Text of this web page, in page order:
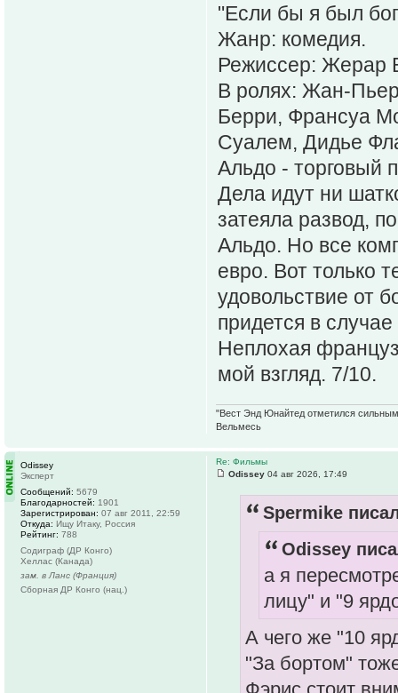
"Если бы я был
Жанр: комедия.
Режиссер: Жерар
В ролях: Жан-
Берри, Франсуа
Суалем, Дидье
Альдо - торговый
Дела идут ни
затеяла развод,
Альдо. Но все
евро. Вот только
удовольствие от
придется в
Неплохая
мой взгляд. 7/10.
"Вест Энд Юнайтед отметился сильным
Вельмесь
Re: Фильмы
Odissey 04 авг 2026, 17:49
Spermike
Odissey
а я
лицу" и "9
А чего же "10
"За бортом"
Odissey
Эксперт
Сообщений: 5679
Благодарностей: 1901
Зарегистрирован: 07 авг 2011, 22:59
Откуда: Ищу Итаку, Россия
Рейтинг: 788
Содиграф (ДР Конго)
Хеллас (Канада)
зам. в Ланс (Франция)
Сборная ДР Конго (нац.)